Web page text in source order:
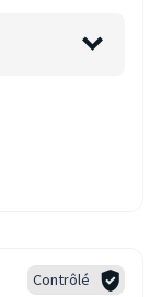
Contrôlé